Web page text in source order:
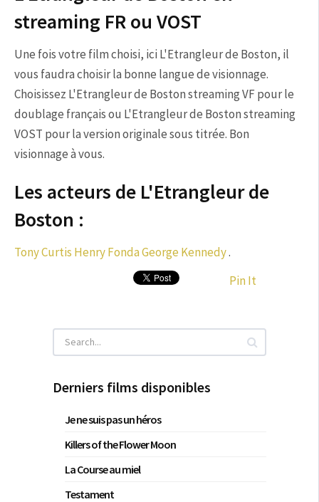
streaming FR ou VOST
Une fois votre film choisi, ici L'Etrangleur de Boston, il
vous faudra choisir la bonne langue de visionnage.
Choisissez L'Etrangleur de Boston streaming VF pour le
doublage français ou L'Etrangleur de Boston streaming
VOST pour la version originale sous titrée. Bon
visionnage à vous.
Les acteurs de L'Etrangleur de
Boston :
Tony Curtis Henry FondaGeorge Kennedy.
Pin It
Derniers films disponibles
Je ne suis pas un héros
Killers of the Flower Moon
La Course au miel
Testament